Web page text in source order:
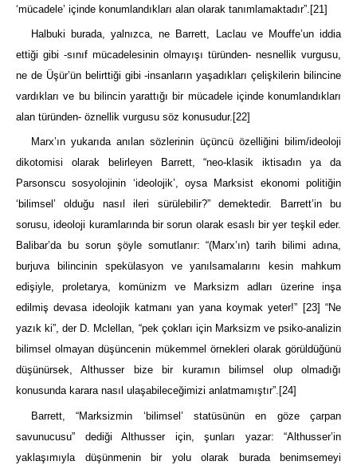
‘mücadele’ içinde konumlandıkları alan olarak tanımlamaktadır”. [21]
Halbuki burada, yalnızca, ne Barrett, Laclau ve Mouffe’un iddia
ettiği gibi -sınıf mücadelesinin olmayışı türünden- nesnellik vurgusu,
ne de Üşür’ün belirttiği gibi -insanların yaşadıkları çelişkilerin bilincine
vardıkları ve bu bilincin yarattığı bir mücadele içinde konumlandıkları
alan türünden- öznellik vurgusu söz konusudur. [22]
Marx’ın yukarıda anılan sözlerinin üçüncü özelliğini bilim/ideoloji
dikotomisi olarak belirleyen Barrett, “neo-klasik iktisadın ya da
Parsonscu sosyolojinin ‘ideolojik’, oysa Marksist ekonomi politiğin
‘bilimsel’ olduğu nasıl ileri sürülebilir?” demektedir. Barrett’in bu
sorusu, ideoloji kuramlarında bir sorun olarak esaslı bir yer teşkil eder.
Balibar’da bu sorun şöyle somutlanır: “(Marx’ın) tarih bilimi adına,
burjuva bilincinin spekülasyon ve yanılsamalarını kesin mahkum
edişiyle, proletarya, komünizm ve Marksizm adları üzerine inşa
edilmiş devasa ideolojik katmanı yan yana koymak yeter!” [23] “Ne
yazık ki”, der D. Mclellan, “pek çokları için Marksizm ve psiko-analizin
bilimsel olmayan düşüncenin mükemmel örnekleri olarak görüldüğünü
düşünürsek, Althusser bize bir kuramın bilimsel olup olmadığı
konusunda karara nasıl ulaşabileceğimizi anlatmamıştır”. [24]
Barrett, “Marksizmin ‘bilimsel’ statüsünün en göze çarpan
savunucusu” dediği Althusser için, şunları yazar: “Althusser’in
yaklaşımıyla düşünmenin bir yolu olarak burada benimsemeyi